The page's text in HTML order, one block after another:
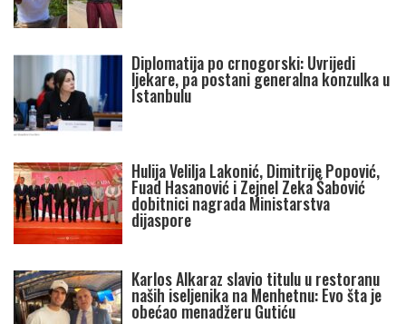
Diplomatija po crnogorski: Uvrijedi
ljekare, pa postani generalna konzulka u
Istanbulu
Hulija Velilja Lakonić, Dimitrije Popović,
Fuad Hasanović i Zejnel Zeka Šabović
dobitnici nagrada Ministarstva
dijaspore
Karlos Alkaraz slavio titulu u restoranu
naših iseljenika na Menhetnu: Evo šta je
obećao menadžeru Gutiću